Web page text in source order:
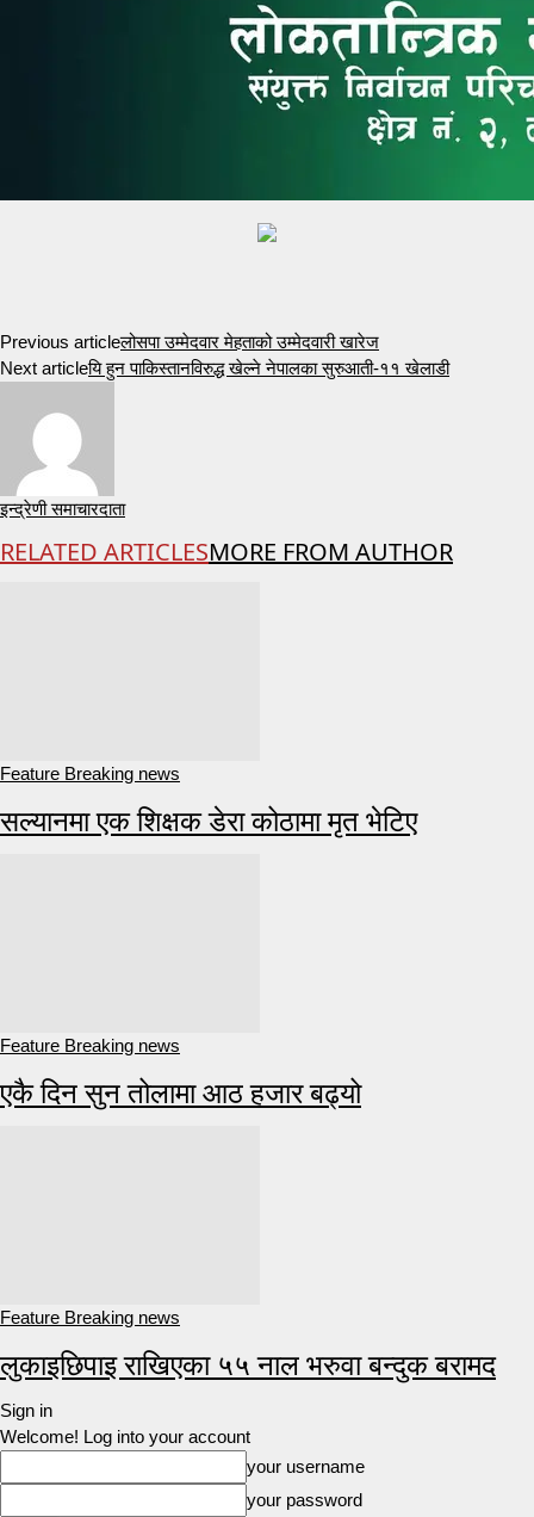
Previous articleलोसपा उम्मेदवार मेहताको उम्मेदवारी खारेज
Next articleयि हुन पाकिस्तानविरुद्ध खेल्ने नेपालका सुरुआती-११ खेलाडी
इन्द्रेणी समाचारदाता
RELATED ARTICLESMORE FROM AUTHOR
Feature Breaking news
सल्यानमा एक शिक्षक डेरा कोठामा मृत भेटिए
Feature Breaking news
एकै दिन सुन तोलामा आठ हजार बढ्यो
Feature Breaking news
लुकाइछिपाइ राखिएका ५५ नाल भरुवा बन्दुक बरामद
Sign in
Welcome! Log into your account
your username
your password